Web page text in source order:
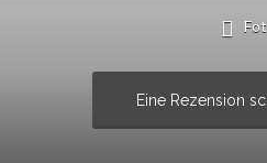
Eine Rezension